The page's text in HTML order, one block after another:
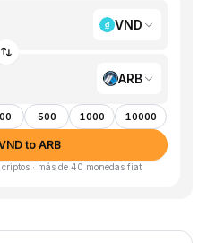
VND
ARB
500 1000 10000
to ARB
· más de 40 monedas fiat